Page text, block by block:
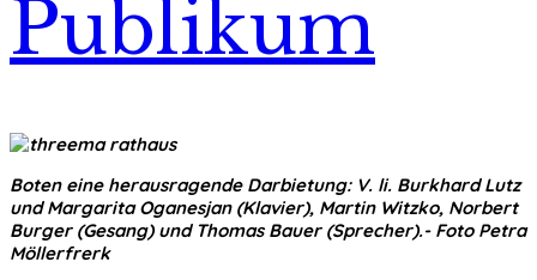
Publikum
Boten eine herausragende Darbietung: V. li. Burkhard Lutz
und Margarita Oganesjan (Klavier), Martin Witzko, Norbert
Burger (Gesang) und Thomas Bauer (Sprecher).- Foto Petra
Möllerfrerk